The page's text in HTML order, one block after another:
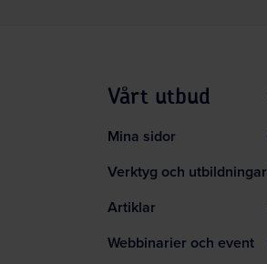
Vårt utbud
Mina sidor
Verktyg och utbildningar
Artiklar
Webbinarier och event